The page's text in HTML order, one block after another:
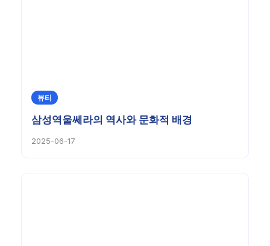
뷰티
삼성역울쎄라의 역사와 문화적 배경
2025-06-17